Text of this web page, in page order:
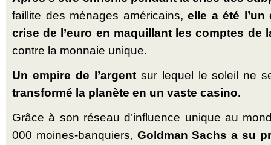
faillite des ménages américains,elle a été
crise de l’euro en maquillant les comptes de
contre la monnaie unique.
Un empire de l’argentsur lequel le soleil ne
transformé la planète en un vaste casino.
Grâce à son réseau d’influence unique au
000 moines-banquiers, Goldman Sachs a su